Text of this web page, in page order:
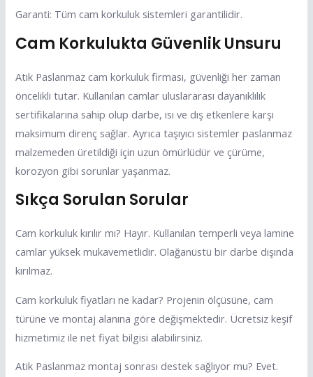
Garanti: Tüm cam korkuluk sistemleri garantilidir.
Cam Korkulukta Güvenlik Unsuru
Atik Paslanmaz cam korkuluk firması, güvenliği her zaman
öncelikli tutar. Kullanılan camlar uluslararası dayanıklılık
sertifikalarına sahip olup darbe, ısı ve dış etkenlere karşı
maksimum direnç sağlar. Ayrıca taşıyıcı sistemler paslanmaz
malzemeden üretildiği için uzun ömürlüdür ve çürüme,
korozyon gibi sorunlar yaşanmaz.
Sıkça Sorulan Sorular
Cam korkuluk kırılır mı? Hayır. Kullanılan temperli veya lamine
camlar yüksek mukavemetlidir. Olağanüstü bir darbe dışında
kırılmaz.
Cam korkuluk fiyatları ne kadar? Projenin ölçüsüne, cam
türüne ve montaj alanına göre değişmektedir. Ücretsiz keşif
hizmetimiz ile net fiyat bilgisi alabilirsiniz.
Atik Paslanmaz montaj sonrası destek sağlıyor mu? Evet.